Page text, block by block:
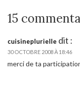
15
cuisineplurielle dit :
30 OCTOBRE 2008 À 18:46
merci de ta